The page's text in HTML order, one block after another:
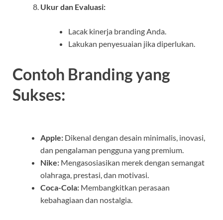
Ukur dan Evaluasi:
Lacak kinerja branding Anda.
Lakukan penyesuaian jika diperlukan.
Contoh Branding yang
Sukses:
Apple: Dikenal dengan desain minimalis, inovasi,
dan pengalaman pengguna yang premium.
Nike: Mengasosiasikan merek dengan semangat
olahraga, prestasi, dan motivasi.
Coca-Cola: Membangkitkan perasaan
kebahagiaan dan nostalgia.